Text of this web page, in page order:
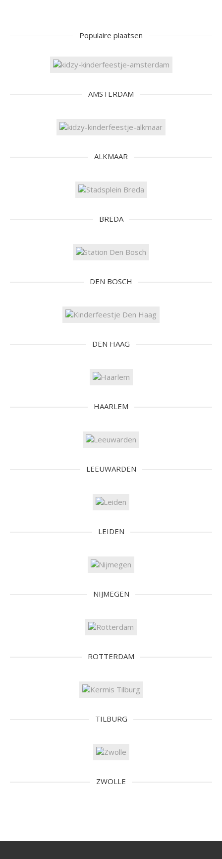
Populaire plaatsen
AMSTERDAM
ALKMAAR
BREDA
DEN BOSCH
DEN HAAG
HAARLEM
LEEUWARDEN
LEIDEN
NIJMEGEN
ROTTERDAM
TILBURG
ZWOLLE